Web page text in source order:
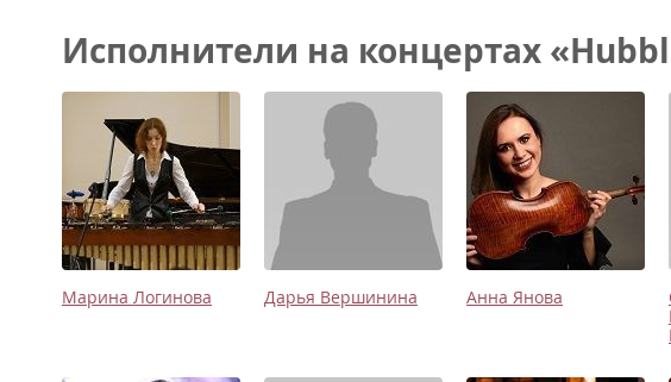
Исполнители на концертах
Марина Логинова Дарья Вершинина Анна Янова